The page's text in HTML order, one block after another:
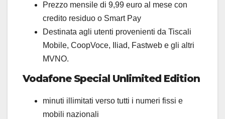
Prezzo mensile di 9,99 euro al mese con
credito residuo o Smart Pay
Destinata agli utenti provenienti da Tiscali
Mobile, CoopVoce, Iliad, Fastweb e gli altri
MVNO.
Vodafone Special Unlimited Edition
minuti illimitati verso tutti i numeri fissi e
mobili nazionali